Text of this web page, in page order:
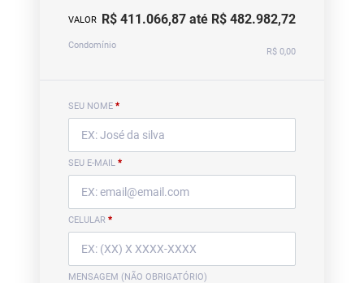
VALOR R$ 411.066,87 até R$ 482.982,72
Condomínio
R$ 0,00
SEU NOME *
SEU E-MAIL *
CELULAR *
MENSAGEM (NÃO OBRIGATÓRIO)